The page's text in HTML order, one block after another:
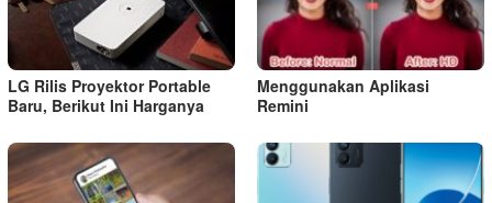
LG Rilis Proyektor Portable
Baru, Berikut Ini Harganya
Menggunakan Aplikasi
Remini